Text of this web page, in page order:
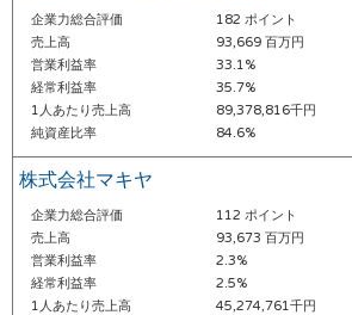
企業力総合評価
182 ポイント
売上高
93,669 百万円
営業利益率
33.1%
経常利益率
35.7%
1人あたり売上高
89,378,816千円
純資産比率
84.6%
株式会社マキヤ
企業力総合評価
112 ポイント
売上高
93,673 百万円
営業利益率
2.3%
経常利益率
2.5%
1人あたり売上高
45,274,761千円